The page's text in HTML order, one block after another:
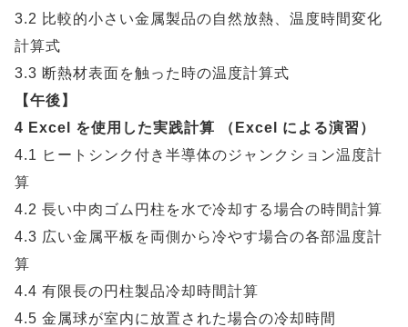
3.2 比較的小さい金属製品の自然放熱、温度時間変化
計算式
3.3 断熱材表面を触った時の温度計算式
【午後】
4 Excel を使用した実践計算 （Excel による演習）
4.1 ヒートシンク付き半導体のジャンクション温度計
算
4.2 長い中肉ゴム円柱を水で冷却する場合の時間計算
4.3 広い金属平板を両側から冷やす場合の各部温度計
算
4.4 有限長の円柱製品冷却時間計算
4.5 金属球が室内に放置された場合の冷却時間